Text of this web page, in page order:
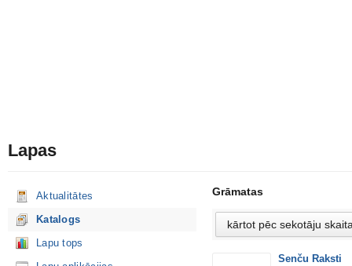
Lapas
Aktualitātes
Katalogs
Lapu tops
Grāmatas
Senču Raksti